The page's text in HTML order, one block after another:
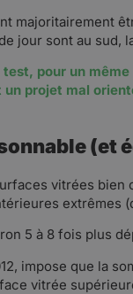
majoritairement
jour sont au sud,
pour un
projet mal
(et
vitrées
extrêmes
5 à 8 fois plus
impose que la
vitrée